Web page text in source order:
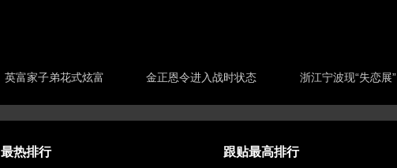
英富家子弟花式炫富 金正恩令进入战时状态 浙江宁波现“失恋展”
最热排行 跟贴最高排行